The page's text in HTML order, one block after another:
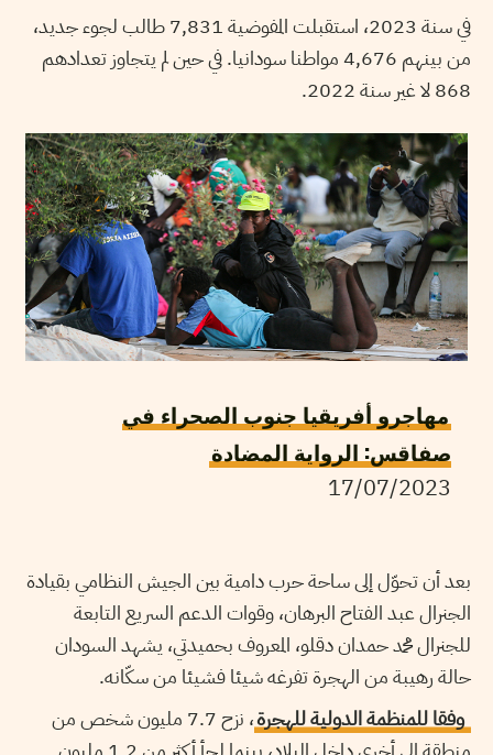
في سنة 2023، استقبلت المفوضية 7,831 طالب لجوء جديد،
من بينهم 4,676 مواطنا سودانيا. في حين لم يتجاوز تعدادهم
868 لا غير سنة 2022.
مهاجرو أفريقيا جنوب الصحراء في
صفاقس: الرواية المضادة
17/07/2023
بعد أن تحوّل إلى ساحة حرب دامية بين الجيش النظامي بقيادة
الجنرال عبد الفتاح البرهان، وقوات الدعم السريع التابعة
للجنرال محمد حمدان دقلو، المعروف بحميدتي، يشهد السودان
حالة رهيبة من الهجرة تفرغه شيئا فشيئا من سكّانه.
وفقا للمنظمة الدولية للهجرة
، نزح 7.7 مليون شخص من